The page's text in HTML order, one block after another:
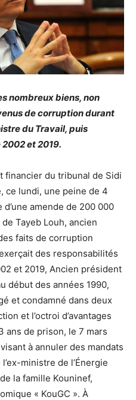
nombreux biens, non
de corruption durant
du Travail, puis
et 2019.
financier du tribunal de Sidi
ce lundi, une peine de 4
amende de 200 000
Tayeb Louh, ancien
faits de corruption
des responsabilités
et 2019, Ancien président
début des années 1990,
et condamné dans deux
et l’octroi d’avantages
ans de prison, le 7 mars
à annuler des mandats
ministre de l’Énergie
la famille Kouninef,
« KouGC ». À